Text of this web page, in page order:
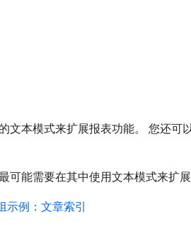
文本模式来扩展报表功能。 您还
可能需要在其中使用文本模式来扩
示例：文章索引